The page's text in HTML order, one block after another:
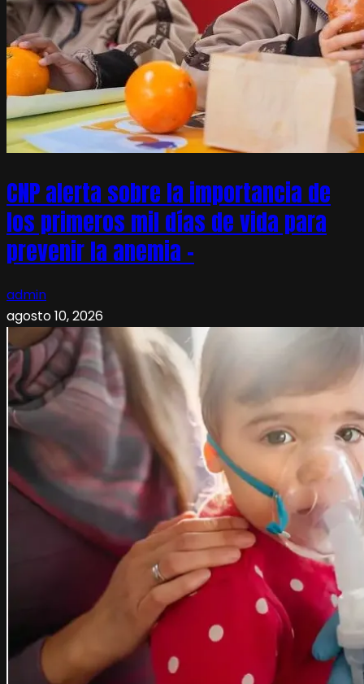
CNP alerta sobre la importancia de
los primeros mil días de vida para
prevenir la anemia –
admin
agosto 10, 2026